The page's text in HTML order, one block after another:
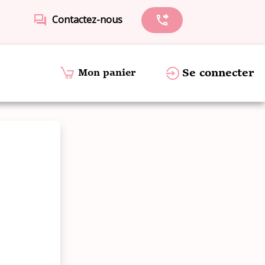
forum Contactez-nous phone_forwarded
Mon panier Se connecter